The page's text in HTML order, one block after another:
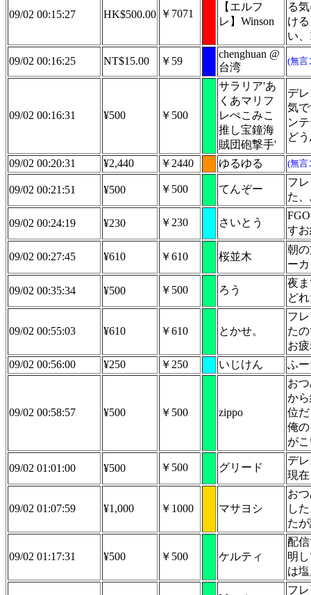
09/02 00:15:27 HK$500.00 ￥7071
【エルフ
レ】Winson
る
け
い
09/02 00:16:25 NT$15.00 ￥59
chenghuan @
台湾
(無言
09/02 00:16:31 ¥500 ￥500
サラリア'あ
くあマリフ
レぺこみこ
推し宝鐘海
賊団砲撃手'
デ
気
ン
ど
09/02 00:20:31 ¥2,440 ￥2440 ゆるゆる (無言
09/02 00:21:51 ¥500 ￥500 てんぞー
フ
た
09/02 00:24:19 ¥230 ￥230 さいとう
す
09/02 00:27:45 ¥610 ￥610 桜並木
朝
ー
09/02 00:35:34 ¥500 ￥500 ろう
夜
ど
09/02 00:55:03 ¥610 ￥610 とかせ。
フ
た
お
09/02 00:56:00
¥250 ￥250 いじけん ふ
09/02 00:58:57 ¥500 ￥500 zippo
お
か
位
俺
が
09/02 01:01:00 ¥500 ￥500 グリード
デ
現
09/02 01:07:59 ¥1,000 ￥1000 マサヨシ
お
し
た
09/02 01:17:31 ¥500 ￥500 ケルティ
配
明
は
フ